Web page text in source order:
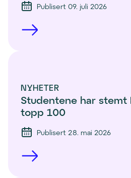
Publisert 09. juli 2026
NYHETER
Studentene har stemt
topp 100
Publisert 28. mai 2026